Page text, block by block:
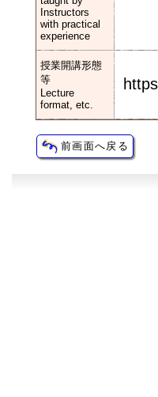
Instructors
with practical
experience
授業開講形態
等
Lecture
format, etc.